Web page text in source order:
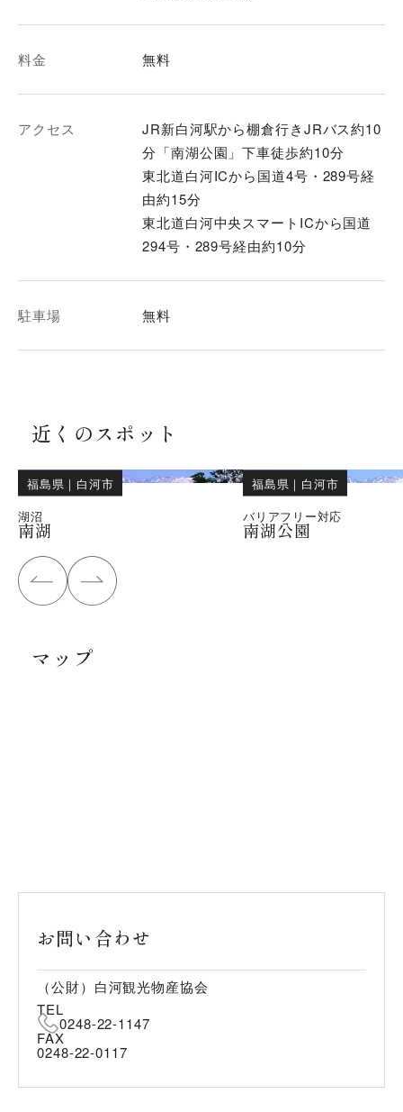
料金 無料
アクセス
JR新白河駅から棚倉行きJRバス約10
分「南湖公園」下車徒歩約10分
東北道白河ICから国道4号・289号経
由約15分
東北道白河中央スマートICから国道
294号・289号経由約10分
駐車場 無料
近くのスポット
福島県 ｜ 白河市
湖沼
南湖
福島県 ｜ 白河市
バリアフリー対応
南湖公園
マップ
お問い合わせ
（公財）白河観光物産協会
TEL
0248-22-1147
FAX
0248-22-0117